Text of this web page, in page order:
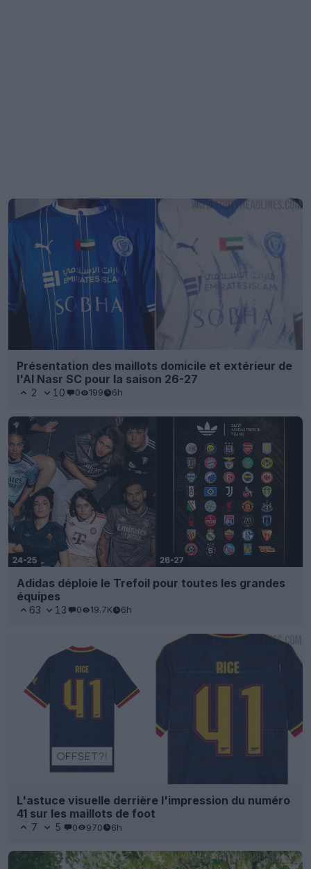
Présentation des maillots domicile et extérieur de
l'Al Nasr SC pour la saison 26-27
2 10 0 199 6h
Adidas déploie le Trefoil pour toutes les grandes
équipes
63 13 0 19.7K 6h
L'astuce visuelle derrière l'impression du numéro
41 sur les maillots de foot
7 5 0 970 6h